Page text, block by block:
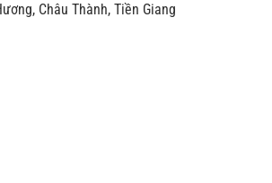
Châu Thành, Tiền Giang